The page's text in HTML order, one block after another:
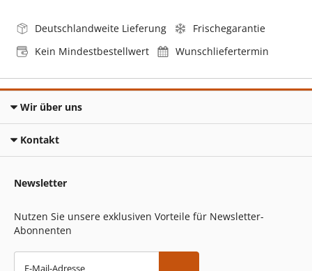
Deutschlandweite Lieferung
Frischegarantie
Kein Mindestbestellwert
Wunschliefertermin
Wir über uns
Kontakt
Newsletter
Nutzen Sie unsere exklusiven Vorteile für Newsletter-
Abonnenten
E-Mail-Adresse